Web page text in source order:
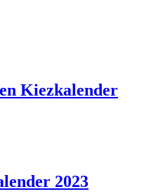
Kiezkalender
2023